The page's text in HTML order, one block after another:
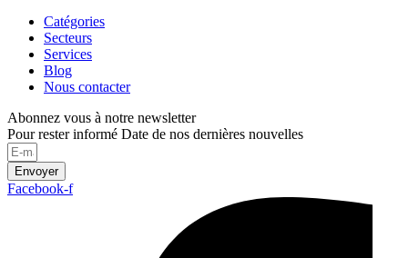
Catégories
Secteurs
Services
Blog
Nous contacter
Abonnez vous à notre newsletter
Pour rester informé Date de nos dernières nouvelles
Envoyer
Facebook-f